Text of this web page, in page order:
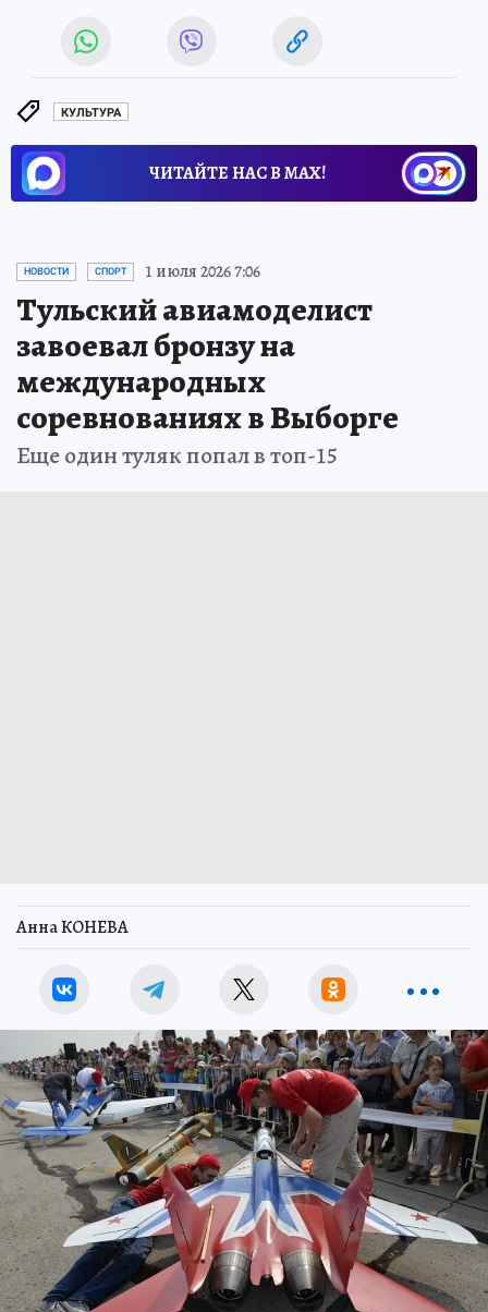
КУЛЬТУРА
ЧИТАЙТЕ НАС В МАХ!
НОВОСТИ СПОРТ 1 июля 2026 7:06
Тульский авиамоделист
завоевал бронзу на
международных
соревнованиях в Выборге
Еще один туляк попал в топ-15
Анна КОНЕВА